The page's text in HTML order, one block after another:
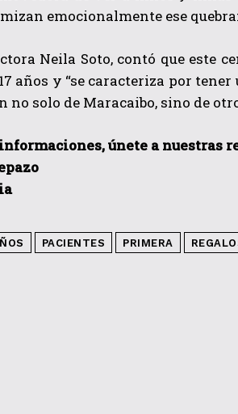
emocionalmente ese
Neila Soto, contó que este
años y “se caracteriza por
no solo de Maracaibo, sino de
nes, únete a nuestras
PACIENTES PRIMERA